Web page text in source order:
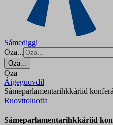
Sámediggi
Oza...
Oza...
Oza
Áigeguovdil
Sámeparlamentarihkkáriid
Ruovttoluotta
Sámeparlamentarihkkáriid